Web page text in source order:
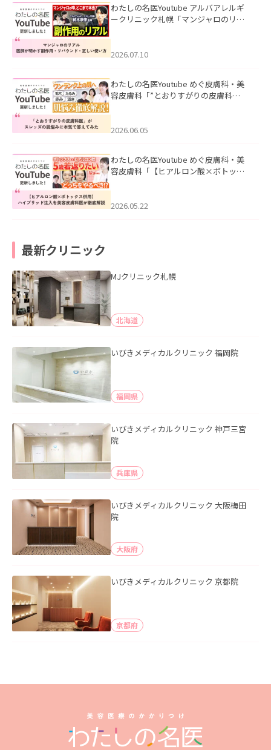
わたしの名医Youtube アルバアレルギ
ークリニック札幌「マンジャロのリア
た。
2026.07.10
わたしの名医Youtube めぐ皮膚科・美
容皮膚科「”とおりすがりの皮膚科
2026.06.05
わたしの名医Youtube めぐ皮膚科・美
容皮膚科「【ヒアルロン酸×ボトック
た。
2026.05.22
最新クリニック
MJクリニック札幌
北海道
いびきメディカルクリニック 福岡院
福岡県
いびきメディカルクリニック 神戸三宮
院
兵庫県
いびきメディカルクリニック 大阪梅田
院
大阪府
いびきメディカルクリニック 京都院
京都府